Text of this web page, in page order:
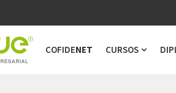
COFIDENET CURSOS
Show